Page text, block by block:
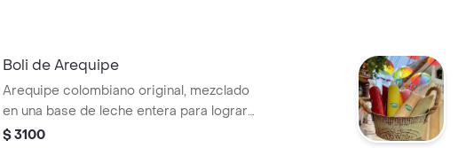
Boli de Arequipe
Arequipe colombiano original, mezclado
en una base de leche entera para lograr
una textura suave y muy empalagadora.
$ 3100